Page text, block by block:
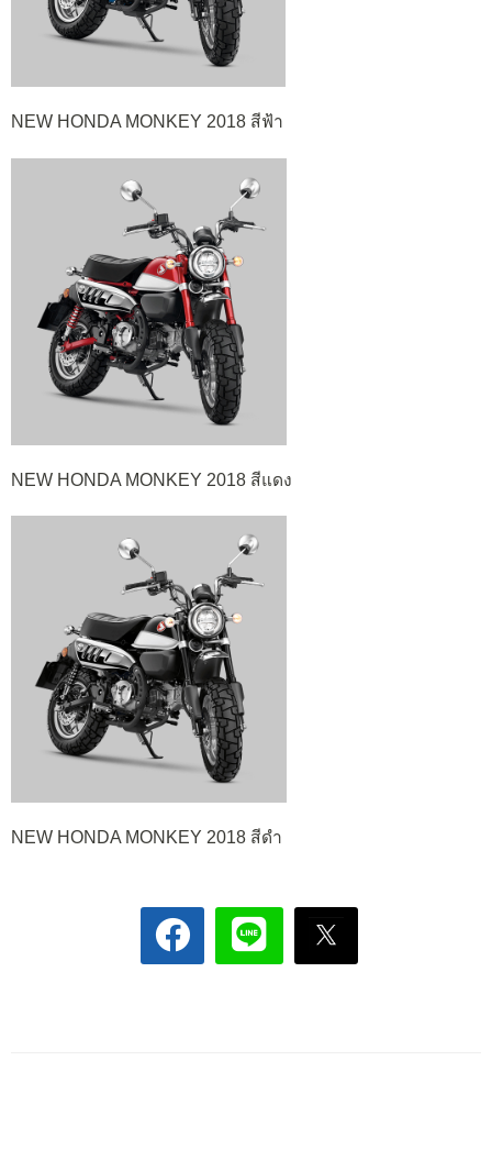
NEW HONDA MONKEY 2018 สีฟ้า
NEW HONDA MONKEY 2018 สีแดง
NEW HONDA MONKEY 2018 สีดำ